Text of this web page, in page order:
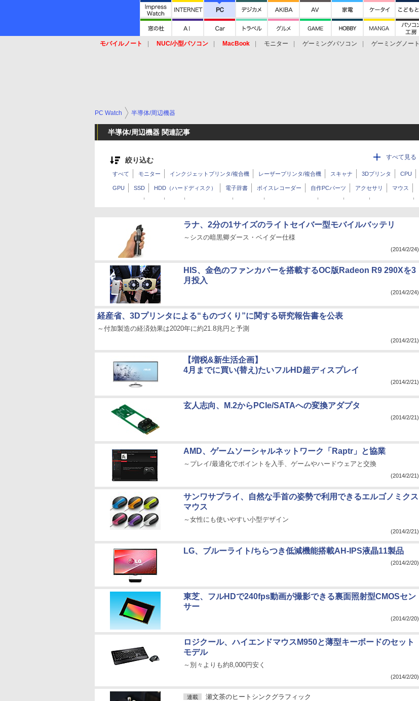
モバイルノート NUC/小型パソコン MacBook モニター ゲーミングパソコン ゲーミングノート
PC Watch 半導体/周辺機器
半導体/周辺機器 関連記事
絞り込む すべて見る
すべて モニター インクジェットプリンタ/複合機 レーザープリンタ/複合機 スキャナ 3Dプリンタ CPU
GPU SSD HDD（ハードディスク） 電子辞書 ボイスレコーダー 自作PCパーツ アクセサリ マウス
ラナ、2分の1サイズのライトセイバー型モバイルバッテリ
～シスの暗黒卿ダース・ベイダー仕様
(2014/2/24)
HIS、金色のファンカバーを搭載するOC版Radeon R9 290Xを3
月投入
(2014/2/24)
経産省、3Dプリンタによる“ものづくり”に関する研究報告書を公表
～付加製造の経済効果は2020年に約21.8兆円と予測
(2014/2/21)
【増税&新生活企画】
4月までに買い(替え)たいフルHD超ディスプレイ
(2014/2/21)
玄人志向、M.2からPCIe/SATAへの変換アダプタ
(2014/2/21)
AMD、ゲームソーシャルネットワーク「Raptr」と協業
～プレイ/最適化でポイントを入手、ゲームやハードウェアと交換
(2014/2/21)
サンワサプライ、自然な手首の姿勢で利用できるエルゴノミクス
マウス
～女性にも使いやすい小型デザイン
(2014/2/21)
LG、ブルーライト/ちらつき低減機能搭載AH-IPS液晶11製品
(2014/2/20)
東芝、フルHDで240fps動画が撮影できる裏面照射型CMOSセン
サー
(2014/2/20)
ロジクール、ハイエンドマウスM950と薄型キーボードのセット
モデル
～別々よりも約8,000円安く
(2014/2/20)
連載 瀬文茶のヒートシンクグラフィック